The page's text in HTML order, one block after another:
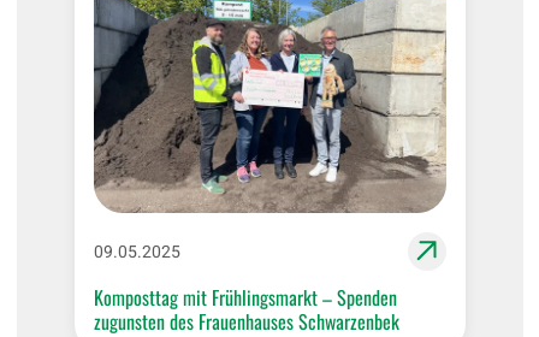
09.05.2025
Komposttag mit Frühlingsmarkt – Spenden
zugunsten des Frauenhauses Schwarzenbek